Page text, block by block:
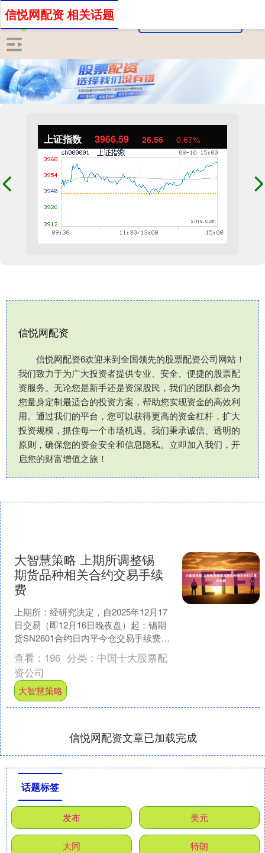
上证指数 3966.59 26.56 0.67%
信悦网配资
信悦网配资6欢迎来到全国领先的股票配资公司网站！
我们致力于为广大投资者提供专业、安全、便捷的股票配
资服务。无论您是新手还是资深股民，我们的团队都会为
您量身定制最适合的投资方案，帮助您实现资金的高效利
用。通过我们的平台，您可以获得更高的资金杠杆，扩大
投资规模，抓住每一个市场机遇。我们秉承诚信、透明的
原则，确保您的资金安全和信息隐私。立即加入我们，开
启您的财富增值之旅！
信悦网配资 相关话题
大智慧策略 上期所调整锡
期货品种相关合约交易手续
费
上期所：经研究决定，自2025年12月17
日交易（即12月16日晚夜盘）起：锡期
货SN2601合约日内平今仓交易手续费调
整为6元/手。 举报 第一财经广告合
作，....
查看： 196 分类： 中国十大股票配
资公司
大智慧策略
信悦网配资文章已加载完成
话题标签
发布 美元
大同 特朗